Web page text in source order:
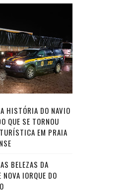
HISTÓRIA DO NAVIO
QUE SE TORNOU
EM PRAIA
BELEZAS DA
NOVA IORQUE DO